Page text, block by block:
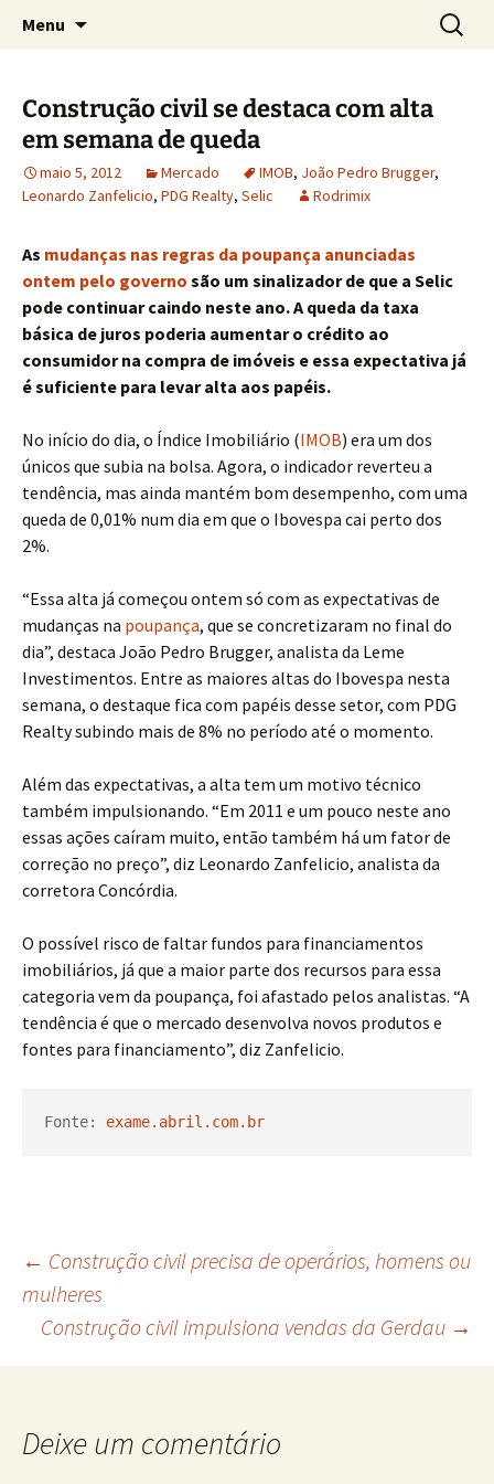
Rodrimix
Concretos e Pisos Industriais LTDA
Menu
por:
Construção civil se destaca com alta
em semana de queda
maio 5, 2012 Mercado IMOB, João Pedro Brugger,
Leonardo Zanfelicio, PDG Realty, Selic Rodrimix
As mudanças nas regras da poupança anunciadas
ontem pelo governo são um sinalizador de que a Selic
pode continuar caindo neste ano. A queda da taxa
básica de juros poderia aumentar o crédito ao
consumidor na compra de imóveis e essa expectativa já
é suficiente para levar alta aos papéis.
No início do dia, o Índice Imobiliário (IMOB) era um dos
únicos que subia na bolsa. Agora, o indicador reverteu a
tendência, mas ainda mantém bom desempenho, com uma
queda de 0,01% num dia em que o Ibovespa cai perto dos
2%.
“Essa alta já começou ontem só com as expectativas de
mudanças na poupança, que se concretizaram no final do
dia”, destaca João Pedro Brugger, analista da Leme
Investimentos. Entre as maiores altas do Ibovespa nesta
semana, o destaque fica com papéis desse setor, com PDG
Realty subindo mais de 8% no período até o momento.
Além das expectativas, a alta tem um motivo técnico
também impulsionando. “Em 2011 e um pouco neste ano
essas ações caíram muito, então também há um fator de
correção no preço”, diz Leonardo Zanfelicio, analista da
corretora Concórdia.
O possível risco de faltar fundos para financiamentos
imobiliários, já que a maior parte dos recursos para essa
categoria vem da poupança, foi afastado pelos analistas. “A
tendência é que o mercado desenvolva novos produtos e
fontes para financiamento”, diz Zanfelicio.
Fonte: exame.abril.com.br
Navegação
de
← Construção civil precisa de operários, homens ou
mulheres
Construção civil impulsiona vendas da Gerdau →
Deixe um comentário